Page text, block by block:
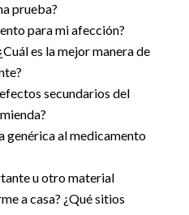
prueba?
para mi afección?
es la mejor manera de
secundarios del
genérica al medicamento
u otro material
a casa? ¿Qué sitios